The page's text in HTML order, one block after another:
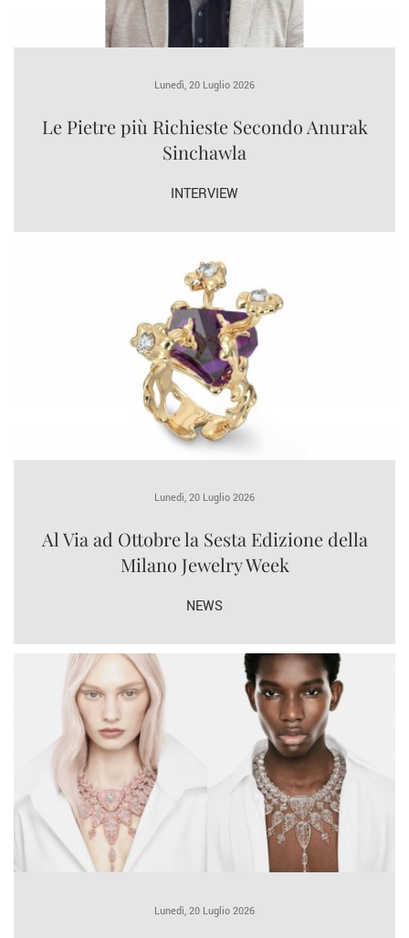
Lunedì, 20 Luglio 2026
Le Pietre più Richieste Secondo Anurak
Sinchawla
INTERVIEW
Lunedì, 20 Luglio 2026
Al Via ad Ottobre la Sesta Edizione della
Milano Jewelry Week
NEWS
Lunedì, 20 Luglio 2026